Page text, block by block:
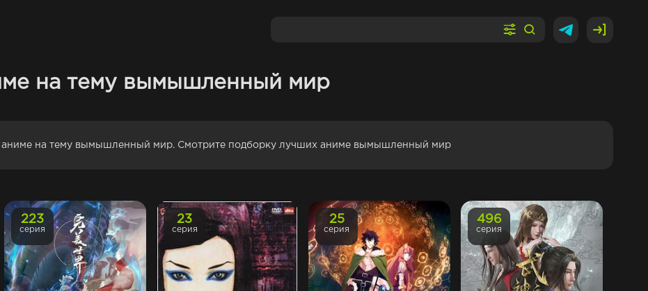
на тему вымышленный мир
аниме на тему вымышленный мир. Смотрите подборку лучших аниме вымышленный мир
223
серия
23
серия
25
серия
496
серия